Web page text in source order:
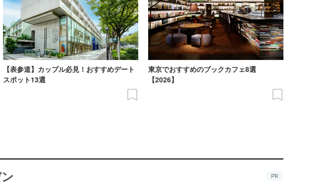
【表参道】カップル必見！おすすめデート
スポット13選
東京でおすすめのブックカフェ8選
【2026】
PR